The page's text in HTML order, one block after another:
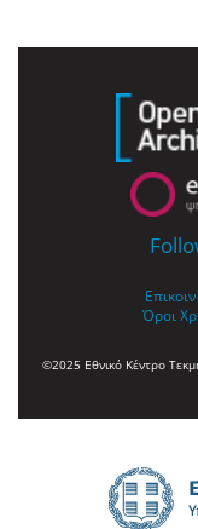
Όροι
©2025 Εθνικό Κέντρο